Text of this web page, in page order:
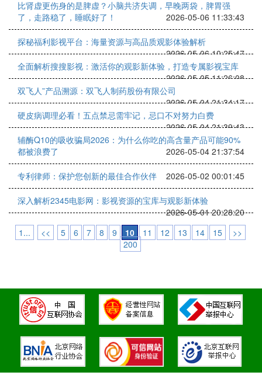
比肾虚更伤身的是脾虚？小脑共济失调，早晚两袋，脾胃强
了，走路稳了，睡眠好了！
2026-05-06 11:33:43
探秘福利影视平台：海量资源与高品质观影体验解析
2026-05-06 10:25:47
全面解析搜搜影视：激活你的观影新体验，打造专属影视宝库
2026-05-05 11:26:08
双飞人”产品溯源：双飞人制药股份有限公司
2026-05-04 21:34:17
硬皮病调理必看！五点禁忌需牢记，忌口不对努力白费
2026-05-04 21:39:43
辅酶Q10的吸收骗局2026：为什么你吃的高含量产品可能90%
都被浪费了
2026-05-04 21:37:54
专利律师：保护您创新的最佳合作伙伴 2026-05-02 00:01:45
深入解析2345电影网：影视资源的宝库与观影新体验
2026-05-01 20:28:20
1...
<< 5 6 7 8 9 10 11 12 13 14 15
>>
200